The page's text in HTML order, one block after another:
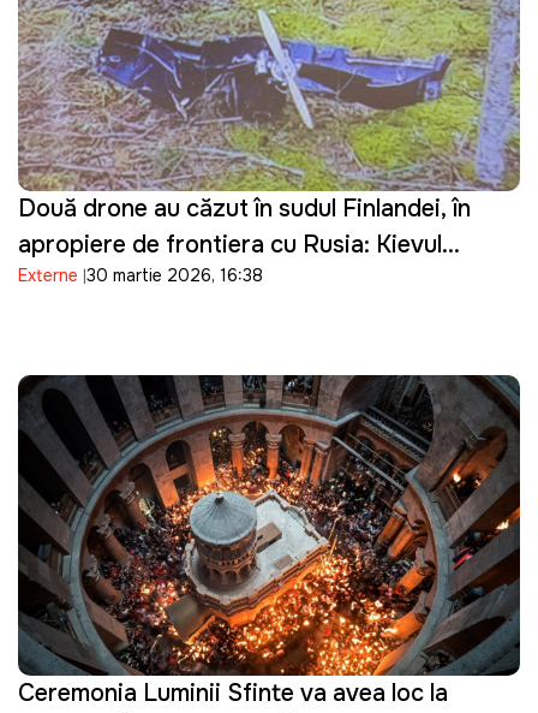
Două drone au căzut în sudul Finlandei, în
apropiere de frontiera cu Rusia: Kievul
prezintă scuze
Externe 30 martie 2026, 16:38
Ceremonia Luminii Sfinte va avea loc la